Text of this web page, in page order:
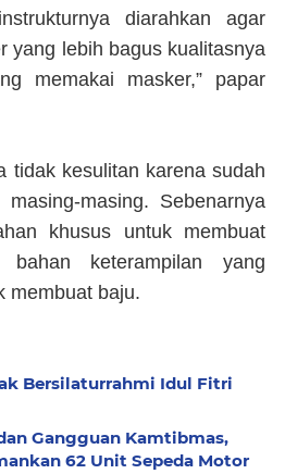
diarahkan agar
yang lebih bagus kualitasnya
memakai masker,” papar
tidak kesulitan karena sudah
masing. Sebenarnya
khusus untuk membuat
bahan keterampilan yang
membuat baju.
Bersilaturrahmi Idul Fitri
Gangguan Kamtibmas,
62 Unit Sepeda Motor